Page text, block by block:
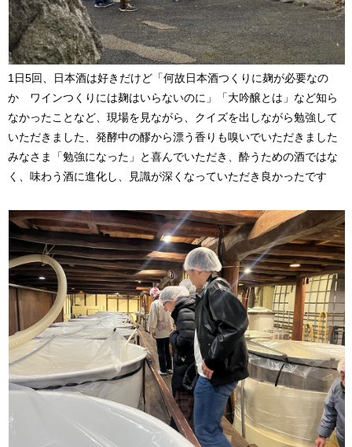
1日5回、日本酒は好きだけど「何故日本酒つくりに麹が必要なの
か ワインつくりには麹はいらないのに」「大吟醸とは」など知ら
なかったことなど、現場を見ながら、クイズを出しながら勉強して
いただきました、発酵中の醪から漂う香りも嗅いでいただきました
みなさま「勉強になった」と喜んでいただき、酔うための酒ではな
く、味わう酒に進化し、見識が深くなっていただき良かったです